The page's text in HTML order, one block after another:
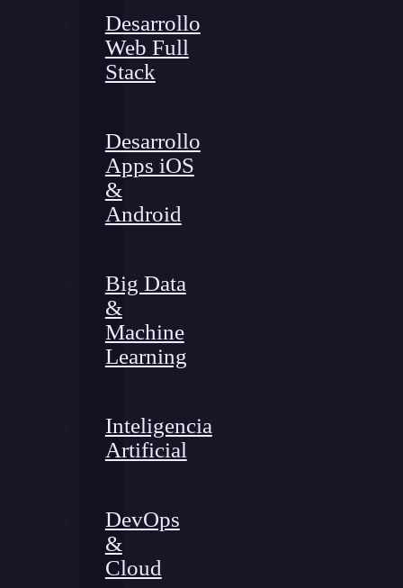
Desarrollo
Web Full
Stack
Desarrollo
Apps iOS
&
Android
Big Data
&
Machine
Learning
Inteligencia
Artificial
DevOps
&
Cloud